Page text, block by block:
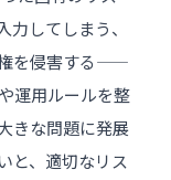
してしまう、
を侵害する——
運用ルールを整
きな問題に発展
と、適切なリス